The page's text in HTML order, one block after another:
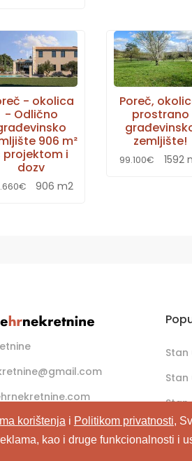
korištenja i Politikom privatnosti,
kao i druge funkcionalnosti i
- okolica
- Odlično
906 m²
projektom i
dozv
906 m2
Poreč,
prostrano
zemljište!
99.100€ 1592
Stan
Stan
Stan